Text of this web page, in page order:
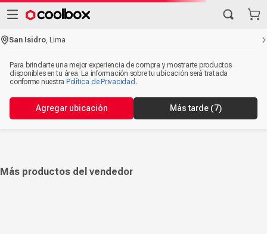
San Isidro ,Lima
Para brindarte una mejor experiencia de compra y mostrarte productos
disponibles en tu área. La información sobre tu ubicación será tratada
conforme nuestra Política de Privacidad .
Agregar ubicación Más tarde (7)
Más productos del vendedor